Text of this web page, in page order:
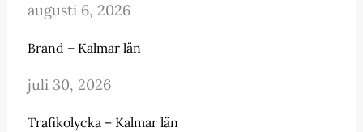
augusti 6, 2026
Brand – Kalmar län
juli 30, 2026
Trafikolycka – Kalmar län